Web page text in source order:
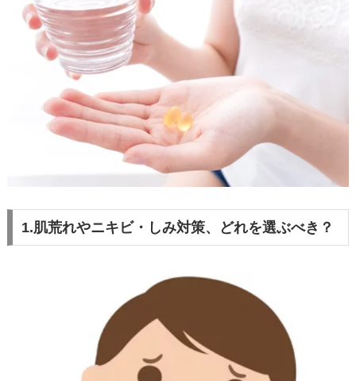
1.肌荒れやニキビ・しみ対策、どれを選ぶべき？